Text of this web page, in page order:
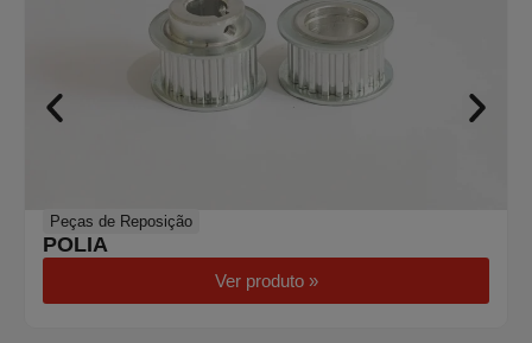
Peças de Reposição
POLIA
Ver produto »